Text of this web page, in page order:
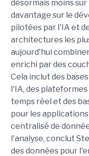
désormais moins
davantage sur le
pilotées par l'IA et
architectures les
aujourd'hui
enrichi par des
Cela inclut des
l'IA, des
temps réel et des
pour les
centralisé de
l'analyse, conclut
des données pour